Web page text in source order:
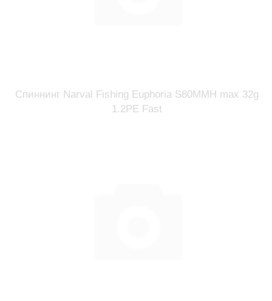
Спиннинг Narval Fishing Euphoria S80MMH max 32g
1.2PE Fast